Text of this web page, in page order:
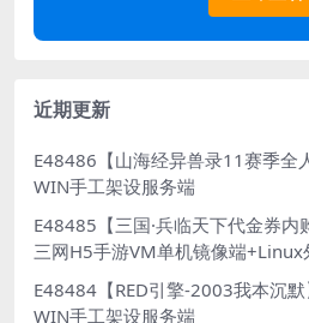
近期更新
E48486【山海经异兽录11赛季全
WIN手工架设服务端
E48485【三国·兵临天下代金券内
三网H5手游VM单机镜像端+Linux
E48484【RED引擎-2003我本沉
WIN手工架设服务端